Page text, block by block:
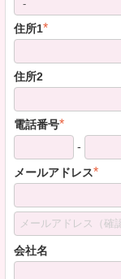
住所1*
住所2
電話番号*
-
メールアドレス*
会社名